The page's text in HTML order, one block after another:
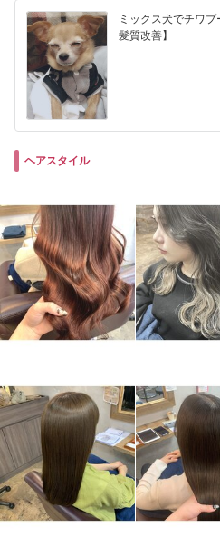
ミックス犬でチワ
髪質改善】
ヘアスタイル